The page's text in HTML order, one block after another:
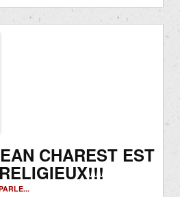
CHAREST EST